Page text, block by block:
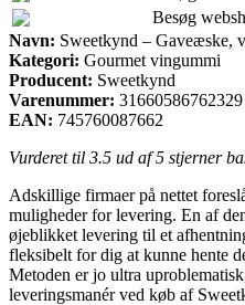
Besøg
Navn: Sweetkynd – Gaveæske,
Kategori: Gourmet vingummi
Producent: Sweetkynd
Varenummer: 31660586762329
EAN: 745760087662
Vurderet til 3.5 ud af 5 stjerner
Adskillige firmaer på nettet
muligheder for levering. En af
øjeblikket levering til et
fleksibelt for dig at kunne hente
Metoden er jo ultra
leveringsmanér ved køb af